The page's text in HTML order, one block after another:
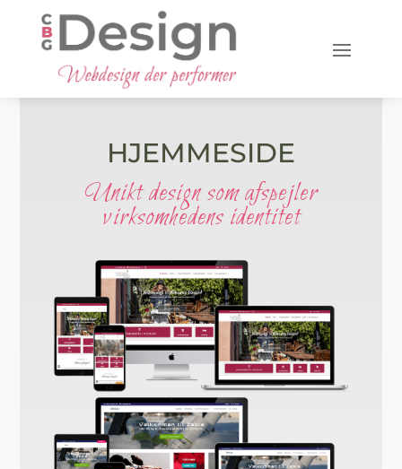
HJEMMESIDE
Unikt design som afspejler
virksomhedens identitet
Hideaway Vingård
Zebla.dk